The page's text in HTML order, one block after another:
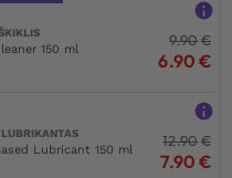
150 ml
9.90€
6.90 €
LUBRIKANTAS
Lubricant 150 ml
12.90€
7.90 €